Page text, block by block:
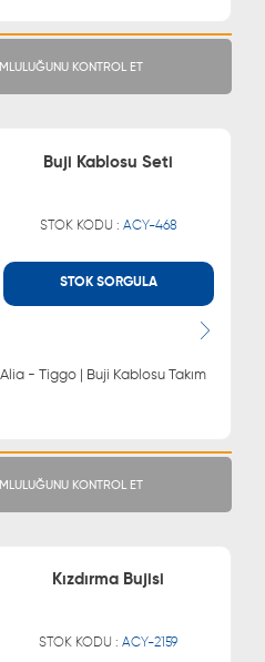
KONTROL ET
Buji Kablosu Seti
STOK KODU : ACY-468
STOK SORGULA
- Tiggo | Buji Kablosu Takım
KONTROL ET
Kızdırma Bujisi
STOK KODU :ACY-2159